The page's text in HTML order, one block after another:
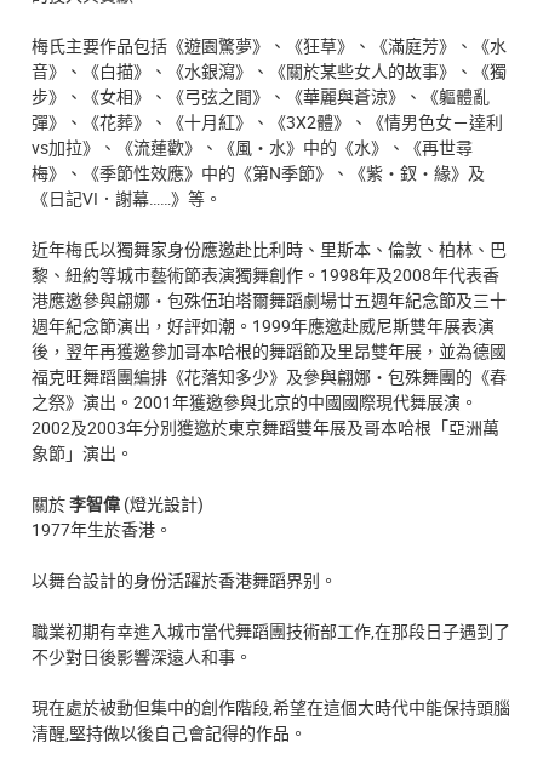
梅氏主要作品包括《遊園驚夢》、《狂草》、《滿庭芳》、《水
音》、《白描》、《水銀瀉》、《關於某些女人的故事》、《獨
步》、《女相》、《弓弦之間》、《華麗與蒼涼》、《軀體亂
彈》、《花葬》、《十月紅》、《3X2體》、《情男色女－達利
vs加拉》、《流蓮歡》、《風‧水》中的《水》、《再世尋
梅》、《季節性效應》中的《第N季節》、《紫‧釵‧緣》及
《日記VI．謝幕……》等。
近年梅氏以獨舞家身份應邀赴比利時、里斯本、倫敦、柏林、巴
黎、紐約等城市藝術節表演獨舞創作。1998年及2008年代表香
港應邀參與翩娜‧包殊伍珀塔爾舞蹈劇場廿五週年紀念節及三十
週年紀念節演出，好評如潮。1999年應邀赴威尼斯雙年展表演
後，翌年再獲邀參加哥本哈根的舞蹈節及里昂雙年展，並為德國
福克旺舞蹈團編排《花落知多少》及參與翩娜‧包殊舞團的《春
之祭》演出。2001年獲邀參與北京的中國國際現代舞展演。
2002及2003年分別獲邀於東京舞蹈雙年展及哥本哈根「亞洲萬
象節」演出。
關於李智偉 (燈光設計)
1977年生於香港。
以舞台設計的身份活躍於香港舞蹈界别。
職業初期有幸進入城市當代舞蹈團技術部工作,在那段日子遇到了
不少對日後影響深遠人和事。
現在處於被動但集中的創作階段,希望在這個大時代中能保持頭腦
清醒,堅持做以後自己會記得的作品。